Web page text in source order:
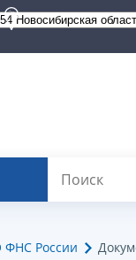
ФНС России